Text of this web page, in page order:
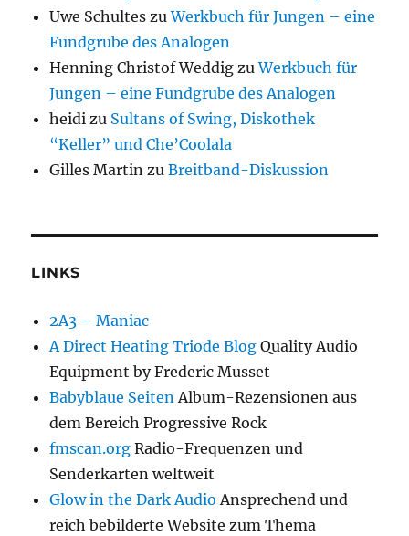
Uwe Schultes zuWerkbuch für Jungen – eine
Fundgrube des Analogen
Henning Christof Weddig zuWerkbuch für
Jungen – eine Fundgrube des Analogen
heidi zu Sultans of Swing, Diskothek
“Keller” und Che’Coolala
Gilles Martin zuBreitband-Diskussion
LINKS
2A3 – Maniac
A Direct Heating Triode Blog Quality Audio
Equipment by Frederic Musset
Babyblaue SeitenAlbum-Rezensionen aus
dem Bereich Progressive Rock
fmscan.org Radio-Frequenzen und
Senderkarten weltweit
Glow in the Dark Audio Ansprechend und
reich bebilderte Website zum Thema